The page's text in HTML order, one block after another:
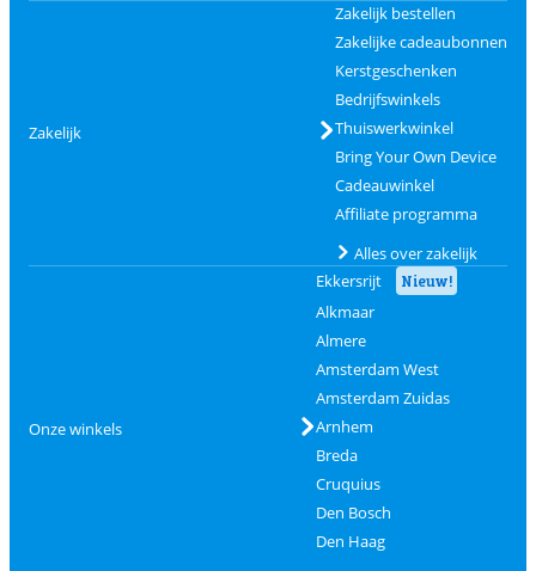
Zakelijk
Zakelijk bestellen
Zakelijke cadeaubonnen
Kerstgeschenken
Bedrijfswinkels
Thuiswerkwinkel
Bring Your Own Device
Cadeauwinkel
Affiliate programma
Alles over zakelijk
Onze winkels
Ekkersrijt Nieuw!
Alkmaar
Almere
Amsterdam West
Amsterdam Zuidas
Arnhem
Breda
Cruquius
Den Bosch
Den Haag